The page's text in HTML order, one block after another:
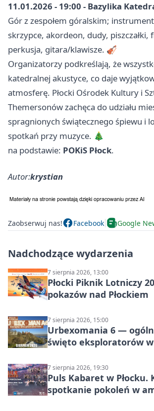
11.01.2026 - 19:00 - Bazylika
Gór z zespołem góralskim;
skrzypce, akordeon, dudy, piszczałki,
perkusja, gitara/klawisze. 🎻
Organizatorzy podkreślają, że
katedralnej akustyce, co daje
atmosferę. Płocki Ośrodek Kultury i
Themersonów zachęca do udziału
spragnionych świątecznego śpiewu i
spotkań przy muzyce. 🎄
na podstawie: POKiS Płock.
Autor:krystian
Zaobserwuj nas! Facebook Google
Nadchodzące wydarzenia
7 sierpnia 2026, 13:00
Płocki Piknik Lotniczy
pokazów nad Płockiem
7 sierpnia 2026, 15:00
Urbexomania 6 —
święto eksploratorów w
7 sierpnia 2026, 19:30
Puls Kabaret w Płocku.
spotkanie pokoleń w